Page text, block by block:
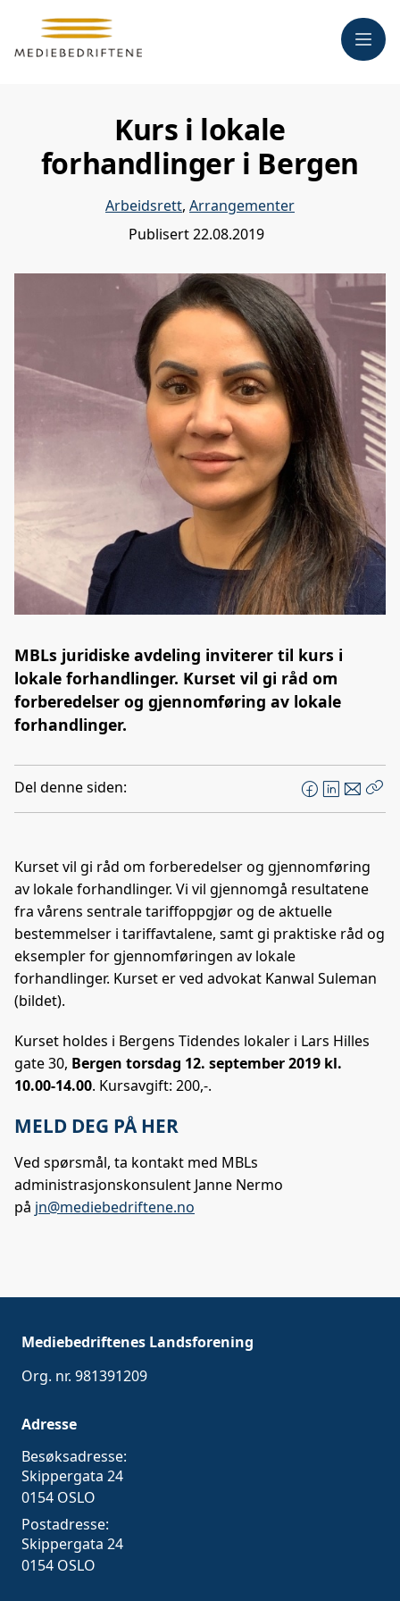
Meny
Kurs i lokale
forhandlinger i Bergen
Arbeidsrett, Arrangementer
Publisert22.08.2019
MBLs juridiske avdeling inviterer til kurs i
lokale forhandlinger. Kurset vil gi råd om
forberedelser og gjennomføring av lokale
forhandlinger.
Del denne siden:
F
e
b
o
o
L
k
e
d
I
E
o
s
Kurset vil gi råd om forberedelser og gjennomføring
av lokale forhandlinger. Vi vil gjennomgå resultatene
fra vårens sentrale tariffoppgjør og de aktuelle
bestemmelser i tariffavtalene, samt gi praktiske råd og
eksempler for gjennomføringen av lokale
forhandlinger. Kurset er ved advokat Kanwal Suleman
(bildet).
Kurset holdes i Bergens Tidendes lokaler i Lars Hilles
gate 30, Bergen torsdag 12. september 2019 kl.
10.00-14.00. Kursavgift: 200,-.
MELD DEG PÅ HER
Ved spørsmål, ta kontakt med MBLs
administrasjonskonsulent Janne Nermo
på jn@mediebedriftene.no
Mediebedriftenes Landsforening
Org. nr. 981391209
Adresse
Besøksadresse:
Skippergata 24
0154 OSLO
Postadresse:
Skippergata 24
0154 OSLO